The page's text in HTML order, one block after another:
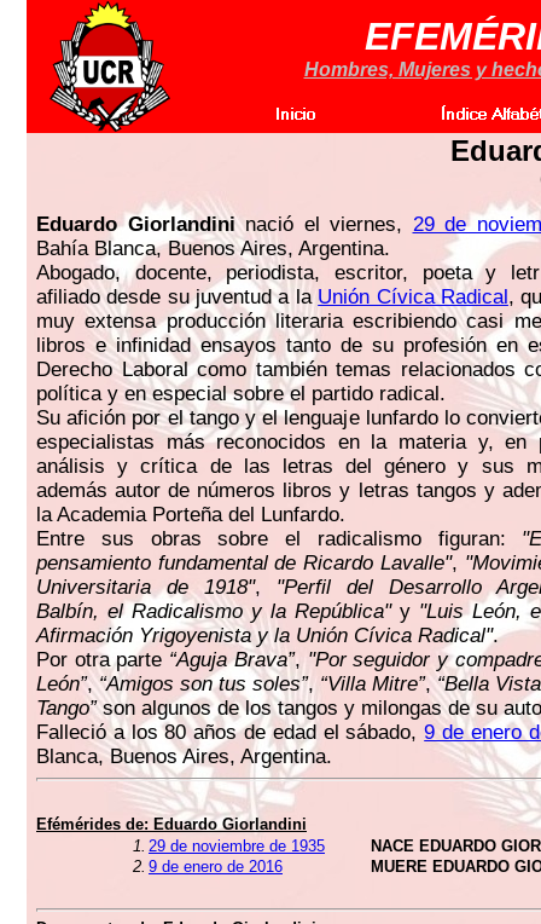
Hombres, Mujeres y
Eduardo Giorlandininació el viernes, 29 de
Bahía Blanca, Buenos Aires, Argentina.
Abogado, docente, periodista, escritor, poeta y
afiliado desde su juventud a la Unión Cívica Radical,
muy extensa producción literaria escribiendo casi
libros e infinidad ensayos tanto de su profesión en
Derecho Laboral como también temas relacionados
política y en especial sobre el partido radical.
Su afición por el tango y el lenguaje lunfardo lo
especialistas más reconocidos en la materia y, en
análisis y crítica de las letras del género y sus
además autor de números libros y letras tangos y
la Academia Porteña del Lunfardo.
Entre sus obras sobre el radicalismo figuran:
pensamiento fundamental de Ricardo Lavalle",
Universitaria de 1918", "Perfil del Desarrollo
Balbín, el Radicalismo y la República"y "Luis León,
Afirmación Yrigoyenista y la Unión Cívica Radical".
Por otra parte “Aguja Brava”, "Por seguidor y
León”, “Amigos son tus soles”, “Villa Mitre”,“Bella
Tango”son algunos de los tangos y milongas de su
Falleció a los 80 años de edad el sábado,9 de enero
Blanca, Buenos Aires, Argentina.
Efémérides de: Eduardo Giorlandini
1. 29 de noviembre de 1935
NACE EDUARDO
2. 9 de enero de 2016 MUERE EDUARDO